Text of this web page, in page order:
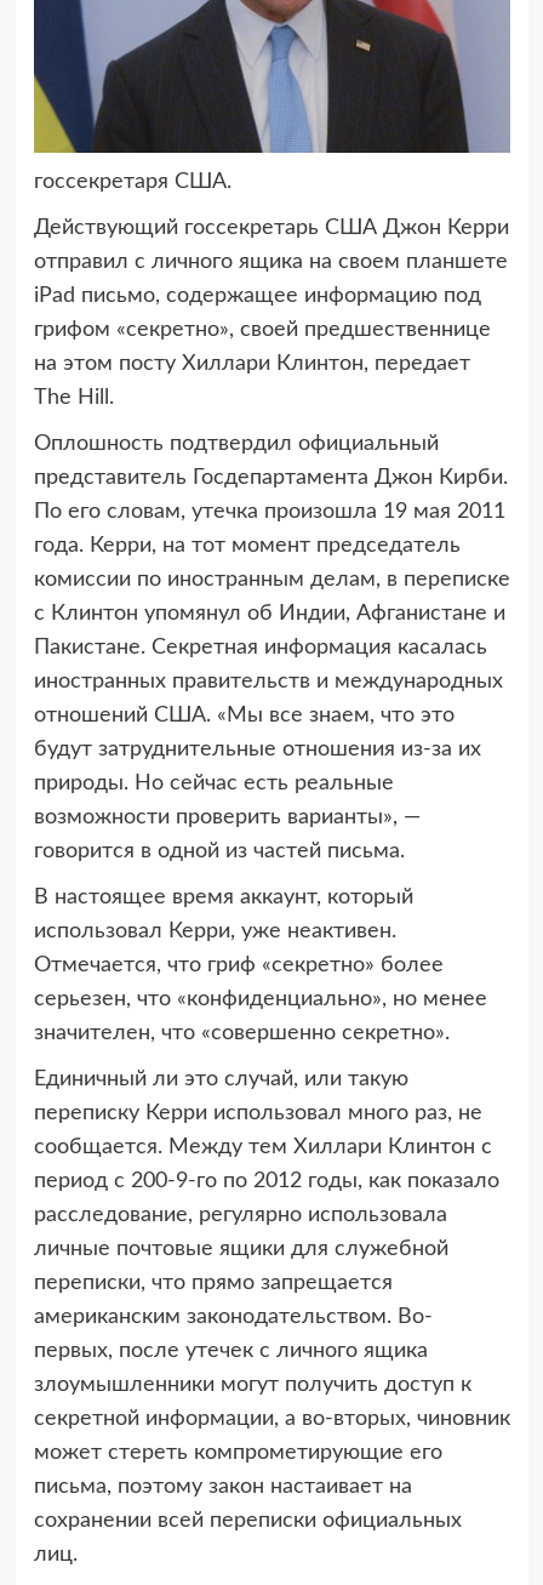
госсекретаря США.
Действующий госсекретарь США Джон Керри
отправил с личного ящика на своем планшете
iPad письмо, содержащее информацию под
грифом «секретно», своей предшественнице
на этом посту Хиллари Клинтон, передает
The Hill.
Оплошность подтвердил официальный
представитель Госдепартамента Джон Кирби.
По его словам, утечка произошла 19 мая 2011
года. Керри, на тот момент председатель
комиссии по иностранным делам, в переписке
с Клинтон упомянул об Индии, Афганистане и
Пакистане. Секретная информация касалась
иностранных правительств и международных
отношений США. «Мы все знаем, что это
будут затруднительные отношения из-за их
природы. Но сейчас есть реальные
возможности проверить варианты», —
говорится в одной из частей письма.
В настоящее время аккаунт, который
использовал Керри, уже неактивен.
Отмечается, что гриф «секретно» более
серьезен, что «конфиденциально», но менее
значителен, что «совершенно секретно».
Единичный ли это случай, или такую
переписку Керри использовал много раз, не
сообщается. Между тем Хиллари Клинтон с
период с 200-9-го по 2012 годы, как показало
расследование, регулярно использовала
личные почтовые ящики для служебной
переписки, что прямо запрещается
американским законодательством. Во-
первых, после утечек с личного ящика
злоумышленники могут получить доступ к
секретной информации, а во-вторых, чиновник
может стереть компрометирующие его
письма, поэтому закон настаивает на
сохранении всей переписки официальных
лиц.